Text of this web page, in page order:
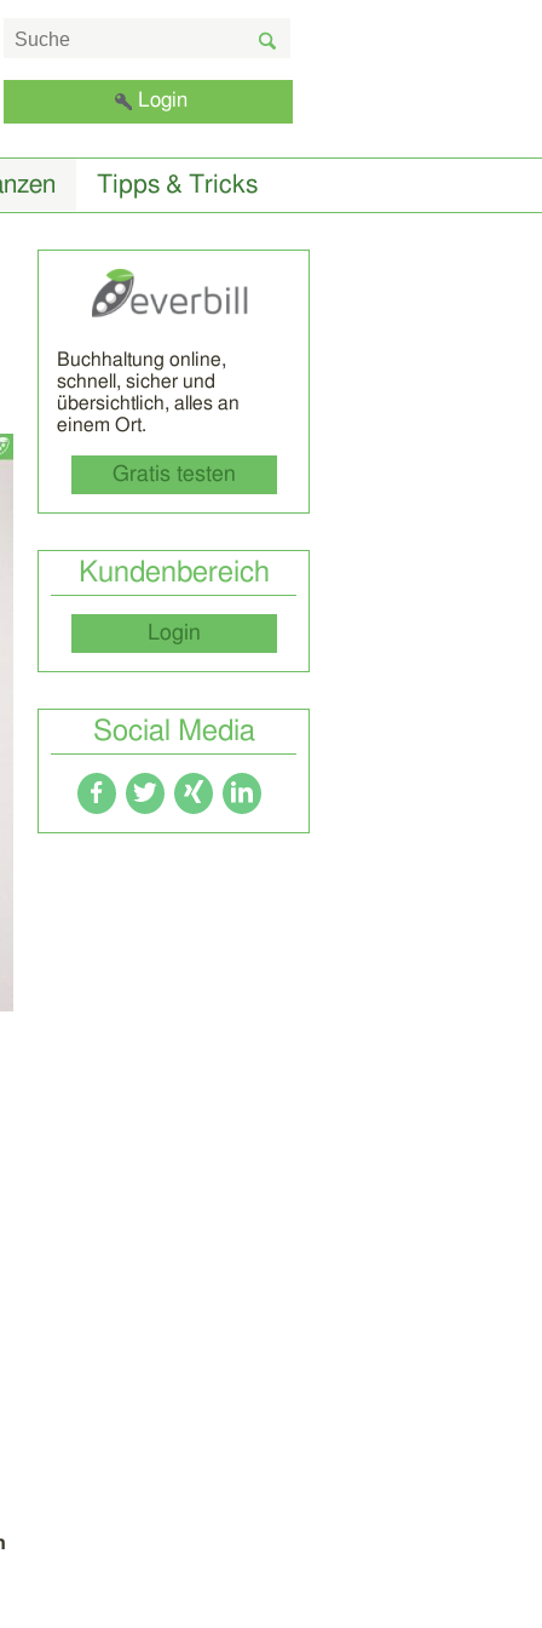
Login
Tipps & Tricks
Buchhaltung online,
schnell, sicher und
übersichtlich, alles an
einem Ort.
Gratis testen
Kundenbereich
Login
Social Media